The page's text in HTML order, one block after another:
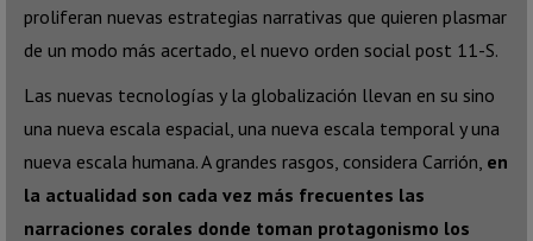
proliferan nuevas estrategias narrativas que quieren plasmar
de un modo más acertado, el nuevo orden social post 11-S.
Las nuevas tecnologías y la globalización llevan en su sino
una nueva escala espacial, una nueva escala temporal y una
nueva escala humana. A grandes rasgos, considera Carrión, en
la actualidad son cada vez más frecuentes las
narraciones corales donde toman protagonismo los